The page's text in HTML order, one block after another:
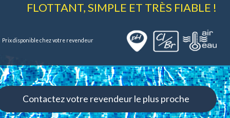
FLOTTANT, SIMPLE ET TRÈS FIABLE !
Prix disponible chez votre revendeur
Contactez votre revendeur le plus proche